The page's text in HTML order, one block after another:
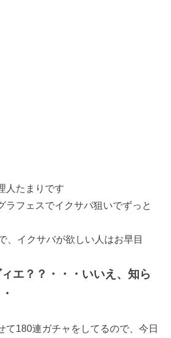
人たまりです
ラフェスでイクサバ狙いでずっと
、イクサバが欲しい人はお早目
エ？？・・・いいえ、知ら
て180連ガチャをしてるので、今日